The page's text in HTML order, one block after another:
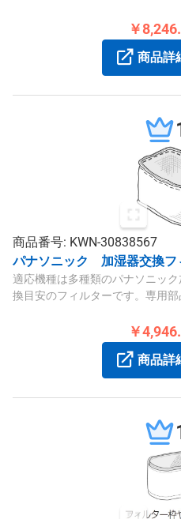
￥
商品詳
商品番号: KWN-30838567
パナソニック 加湿器交換フ
適応機種は多種類のパナソニッ
換目安のフィルターです。専用
￥
商品詳